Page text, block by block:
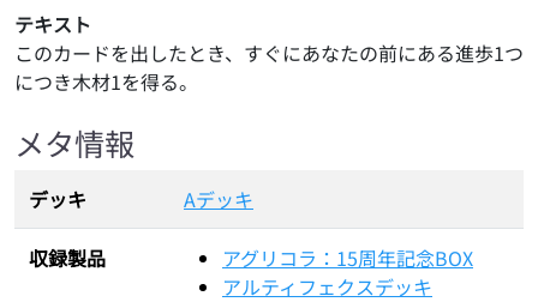
テキスト
このカードを出したとき、すぐにあなたの前にある進歩1つ
につき木材1を得る。
メタ情報
デッキ Aデッキ
収録製品
アグリコラ：15周年記念BOX
アルティフェクスデッキ